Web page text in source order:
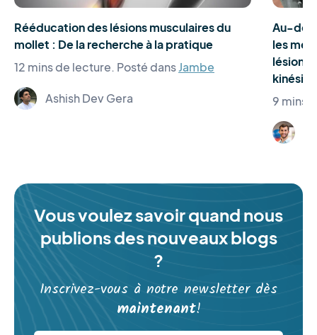
Rééducation des lésions musculaires du
mollet : De la recherche à la pratique
12 mins de lecture. Posté dansJambe
Ashish Dev Gera
Au-
les
lésions
9 mins
Vous voulez savoir quand nous
publions des nouveaux blogs
?
Inscrivez-vous à notre newsletter dès
maintenant!